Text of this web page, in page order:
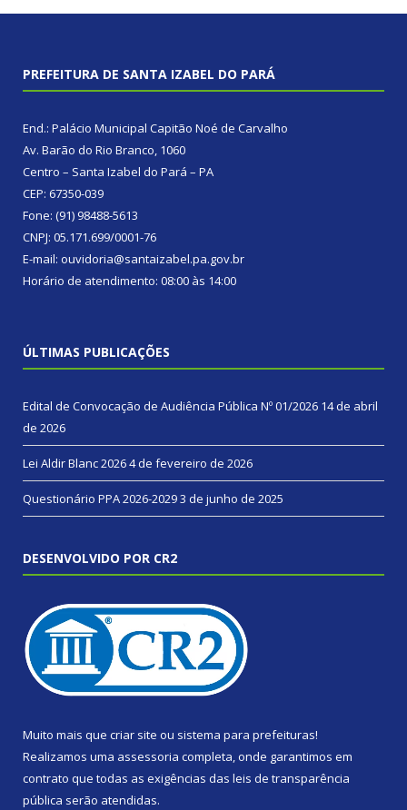
PREFEITURA DE SANTA IZABEL DO PARÁ
End.: Palácio Municipal Capitão Noé de Carvalho
Av. Barão do Rio Branco, 1060
Centro – Santa Izabel do Pará – PA
CEP: 67350-039
Fone: (91) 98488-5613
CNPJ: 05.171.699/0001-76
E-mail: ouvidoria@santaizabel.pa.gov.br
Horário de atendimento: 08:00 às 14:00
ÚLTIMAS PUBLICAÇÕES
Edital de Convocação de Audiência Pública Nº 01/2026 14 de abril
de 2026
Lei Aldir Blanc 20264 de fevereiro de 2026
Questionário PPA 2026-20293 de junho de 2025
DESENVOLVIDO POR CR2
Muito mais que criar site ou sistema para prefeituras!
Realizamos uma assessoria completa, onde garantimos em
contrato que todas as exigências das leis de transparência
pública serão atendidas.